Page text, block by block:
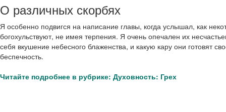
О различных скорбях
Я особенно подвигся на написание главы, когда услышал, как
богохульствуют, не имея терпения. Я очень опечален их
себя вкушение небесного блаженства, и какую кару они готовят
беспечность.
Читайте подробнее в рубрике: Духовность: Грех